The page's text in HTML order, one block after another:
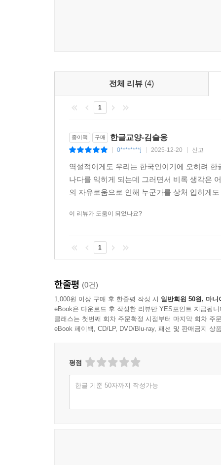
16세기 한글 표기에 대응하는 한자가 없는 경우
명칭으로 삼은 것이다. 따라서 한글의 창제정신
시읏’이 옳다는 주장이다.
통일의 차원에서도 중요성을 갖는다.(북한은 ‘기
학습자들에게 혼동을 가져다준다는 점도 ‘ㄱ,
ㄱ부터 ㅎ까지 열네 가지 물음으로 풀어낸
한국인이라면 알아야 할 한글에 관한 모든 것
‘한글교양’에 마침표를 찍을 수 있을 정도다.
많고 논쟁도 가시지 않았다. 소통과 어울림이라는
전체 리뷰 (4)
1
종이책 구매 한글교양-김슬옹
0********j 2025-12-20 신고
역설적이게도 우리는 한국인이기에 오히려
나다를 익히게 되는데 그러면서 비록 생각은
의 자유로움으로 인해 누군가를 상처 입히게
이 리뷰가 도움이 되었나요?
1
한줄평 (0건)
1,000원 이상 구매 후 한줄평 작성 시 일반회원 50원, 마니
eBook은 다운로드 후 작성한 리뷰만 YES포인트 지급됩니
클래스는 첫번째 회차 주문확정 시점부터 마지막 회차 주
eBook 페이백, CD/LP, DVD/Blu-ray, 패션 및 판매금지 상
평점
한글 기준 50자까지 작성가능